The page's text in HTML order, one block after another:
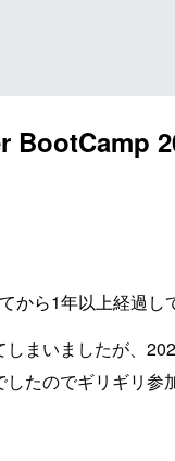
から1年以上経過し
まいましたが、
たのでギリギリ参